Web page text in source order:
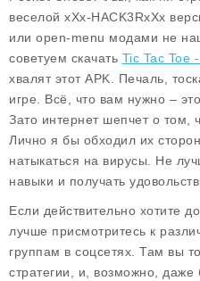
веселой xXx-HACK3RxXx
или open-menu модами не
советуем скачать Tic Tac Toe
хвалят этот APK. Печаль,
игре. Всё, что вам нужно –
Зато интернет шепчет о том,
Лично я бы обходил их
натыкаться на вирусы. Не
навыки и получать
Если действительно хотите
лучше присмотритесь к
группам в соцсетях. Там вы
стратегии, и, возможно, даже